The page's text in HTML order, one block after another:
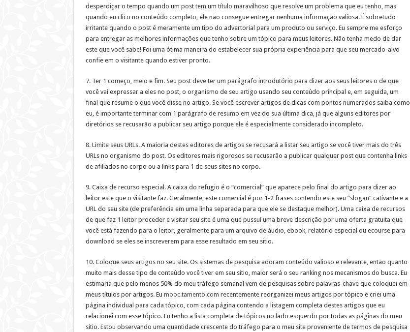
desperdiçar o tempo quando um post tem um título maravilhoso que resolve um problema que eu tenho, mas
quando eu clico no conteúdo completo, ele não consegue entregar nenhuma informação valiosa. É sobretudo
irritante quando o post é meramente um tipo do advertorial para um produto ou serviço. Eu sempre me esforço
para entregar as melhores informações que tenho sobre um tópico para meus leitores. Não tenha medo de dar
este que você sabe! Foi uma ótima maneira do estabelecer sua própria experiência para que seu mercado-alvo
confie em o visitante quando estiver pronto.
7. Ter 1 começo, meio e fim. Seu post deve ter um parágrafo introdutório para dizer aos seus leitores o de que
você vai expressar a eles no post, o organismo de seu artigo usando seu conteúdo principal e, em seguida, um
final que resume o que você disse no artigo. Se você escrever artigos de dicas com pontos numerados saiba como
eu, é importante terminar com 1 parágrafo de resumo em vez do sua última dica, já que alguns editores por
diretórios se recusarão a publicar seu artigo porque ele é especialmente considerado incompleto.
8. Limite seus URLs. A maioria destes editores de artigos se recusará a listar seu artigo se você tiver mais do três
URLs no organismo do post. Os editores mais rigorosos se recusarão a publicar qualquer post que contenha links
de afiliados no corpo ou a links para 1 de seus sites no corpo.
9. Caixa de recurso especial. A caixa do refugio é o “comercial” que aparece pelo final do artigo para dizer ao
leitor este que o visitante faz. Geralmente, este comercial é por 1-2 frases contendo este seu “slogan” cativante e a
URL do seu site (de preferência em uma linha separada para que ele se destaque melhor). Uma caixa de recursos
de que faz 1 leitor proceder e visitar seu site é uma que pussuí uma breve descrição por uma oferta gratuita que
você está fazendo para o leitor, geralmente para um arquivo de áudio, ebook, relatório especial ou ecourse para
download se eles se inscreverem para esse resultado em seu sitio.
10. Coloque seus artigos no seu site. Os sistemas de pesquisa adoram conteúdo valioso e relevante, então quanto
muito mais desse tipo de conteúdo você tiver em seu sitio, maior será o seu ranking nos mecanismos do busca. Eu
estimaria que pelo menos 50% do meu tráfego semanal vem de pesquisas sobre palavras-chave que coloquei em
meus títulos por artigos. Eu mooc.tamento.com recentemente reorganizei meus artigos por tópico e criei uma
página individual para cada tópico, com cada página contendo a listagem completa destes artigos que eu
relacionei com esse tópico. Eu tenho a lista completa de tópicos no lado esquerdo por todas as páginas do meu
sitio. Estou observando uma quantidade crescente do tráfego para o meu site proveniente de termos de pesquisa